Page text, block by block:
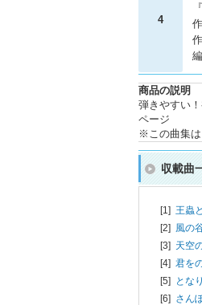
4
商品の説明
弾きやすい
ページ
※この曲集は
収載曲
[1] 王蟲
[2] 風の
[3] 天空
[4] 君を
[5] とな
[6] さん